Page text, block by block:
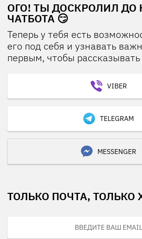
ОГО! ТЫ ДОСКРОЛИЛ ДО
ЧАТБОТА 😏
Теперь у тебя есть
его под себя и узнавать
первым, чтобы
VIBER
TELEGRAM
MESSENGER
ТОЛЬКО ПОЧТА, ТОЛЬКО